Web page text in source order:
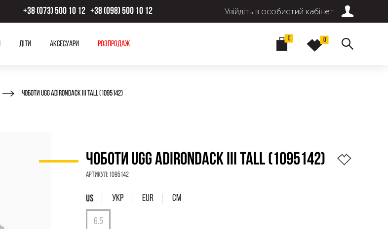
+38 (073) 500 10 12 +38 (098) 500 10 12 Увійдіть в особистий кабінет
Діти Аксесуари Розпродаж
0 0
ЧОБОТИ UGG ADIRONDACK III TALL (1095142)
ЧОБОТИ UGG ADIRONDACK III TALL (1095142)
Артикул: 1095142
УКР EUR СМ